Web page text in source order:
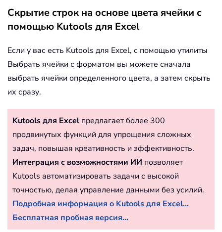
Скрытие строк на основе цвета ячейки с
помощью Kutools для Excel
Если у вас есть Kutools для Excel, с помощью утилиты
Выбрать ячейки с форматом вы можете сначала
выбрать ячейки определенного цвета, а затем скрыть
их сразу.
Kutools для Excel предлагает более 300
продвинутых функций для упрощения сложных
задач, повышая креативность и эффективность.
Интеграция с возможностями ИИ позволяет
Kutools автоматизировать задачи с высокой
точностью, делая управление данными без усилий.
Подробная информация о Kutools для Excel...
Бесплатная пробная версия...